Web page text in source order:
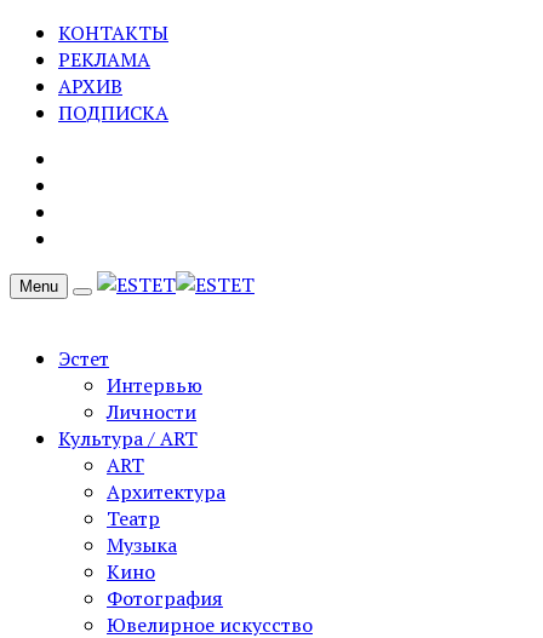
КОНТАКТЫ
РЕКЛАМА
АРХИВ
ПОДПИСКА
Menu
Эстет
Интервью
Личности
Культура / ART
ART
Архитектура
Театр
Музыка
Кино
Фотография
Ювелирное искусство